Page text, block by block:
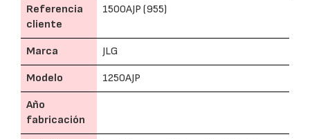
Referencia
cliente
1500AJP (955)
Marca JLG
Modelo 1250AJP
Año
fabricación